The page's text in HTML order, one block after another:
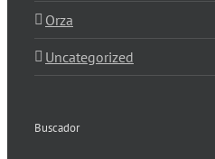
Orza
Uncategorized
Buscador